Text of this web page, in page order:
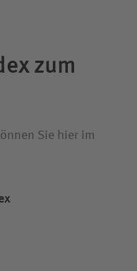
zum
Sie hier im